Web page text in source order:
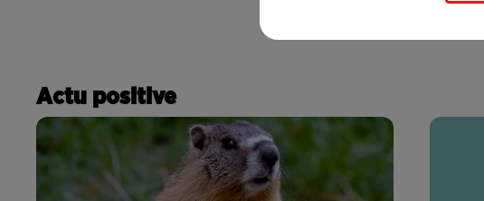
Actu positive